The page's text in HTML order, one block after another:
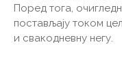
Поред тога,
постављају током
и свакодневну негу.